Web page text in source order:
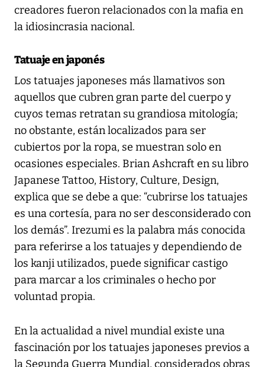
creadores fueron relacionados con la mafia en
la idiosincrasia nacional.
Tatuaje en japonés
Los tatuajes japoneses más llamativos son
aquellos que cubren gran parte del cuerpo y
cuyos temas retratan su grandiosa mitología;
no obstante, están localizados para ser
cubiertos por la ropa, se muestran solo en
ocasiones especiales. Brian Ashcraft en su libro
Japanese Tattoo, History, Culture, Design,
explica que se debe a que: “cubrirse los tatuajes
es una cortesía, para no ser desconsiderado con
los demás”. Irezumi es la palabra más conocida
para referirse a los tatuajes y dependiendo de
los kanji utilizados, puede significar castigo
para marcar a los criminales o hecho por
voluntad propia.
En la actualidad a nivel mundial existe una
fascinación por los tatuajes japoneses previos a
la Segunda Guerra Mundial, considerados obras